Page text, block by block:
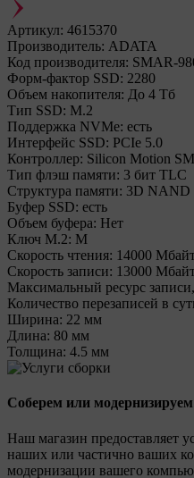
Артикул: 4615370
Производитель: ADATA
Код производителя: SMAR-
Форм-фактор SSD: 2280
Объем накопителя: До 4 Тб
Тип SSD: М.2
Поддержка NVMe: есть
Интерфейс SSD: PCIe 5.0
Контроллер: Silicon Motion
Тип флэш памяти: 3 бит TLC
Структура памяти: 3D NAND
Буфер SSD: есть
Объем буфера: Нет
Ключ M.2: M
Cкорость чтения: 14000
Cкорость записи: 13000
Максимальный ресурс
Количество перезаписей в
Ширина: 22 мм
Длина: 80 мм
Толщина: 4.5 мм
Соберем или
Наш магазин предоставляет
наших или частично ваших
модернизации вашего